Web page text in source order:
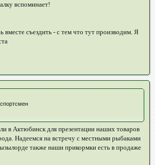
вспоминает!
вместе съездить - с тем что тут производим. Я
в Актюбинск для презентации наших товаров
Надеемся на встречу с местными рыбаками
также наши прикормки есть в продаже